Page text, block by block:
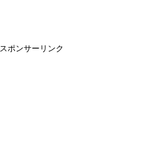
スポンサーリンク